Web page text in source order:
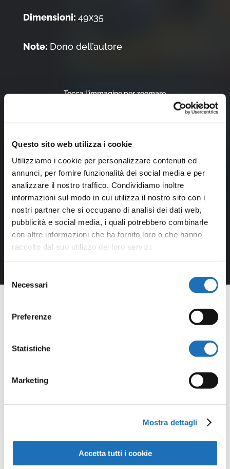
Questo sito web utilizza i cookie
Utilizziamo i cookie per personalizzare contenuti ed
annunci, per fornire funzionalità dei social media e per
analizzare il nostro traffico. Condividiamo inoltre
informazioni sul modo in cui utilizza il nostro sito con i
nostri partner che si occupano di analisi dei dati web,
pubblicità e social media, i quali potrebbero combinarle
con altre informazioni che ha fornito loro o che hanno
raccolto dal suo utilizzo dei loro servizi.
delNecessari
Preferenze
Statistiche
Marketing
Mostra dettagli
Accetta tutti i cookie
Dimensioni: 49x35
Note: Dono dell’autore
Tocca l'immagine per zoomare
Opere della
Virtuale
Continua a scoprire tutte le
opere della collezione d’arte di
Cesenatico nella Galleria Virtuale: